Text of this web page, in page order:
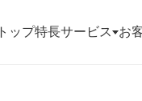
トップ特長サービス お